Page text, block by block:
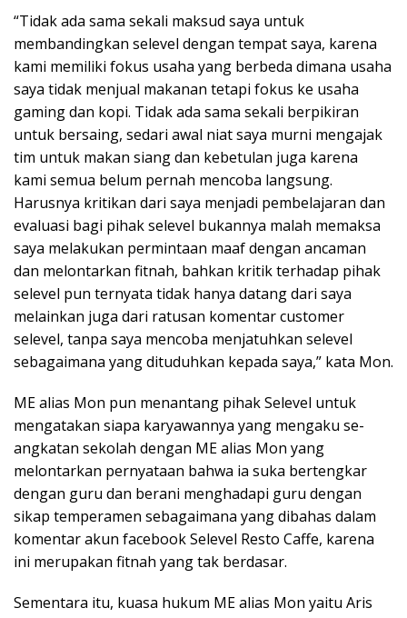
“Tidak ada sama sekali maksud saya untuk
membandingkan selevel dengan tempat saya, karena
kami memiliki fokus usaha yang berbeda dimana usaha
saya tidak menjual makanan tetapi fokus ke usaha
gaming dan kopi. Tidak ada sama sekali berpikiran
untuk bersaing, sedari awal niat saya murni mengajak
tim untuk makan siang dan kebetulan juga karena
kami semua belum pernah mencoba langsung.
Harusnya kritikan dari saya menjadi pembelajaran dan
evaluasi bagi pihak selevel bukannya malah memaksa
saya melakukan permintaan maaf dengan ancaman
dan melontarkan fitnah, bahkan kritik terhadap pihak
selevel pun ternyata tidak hanya datang dari saya
melainkan juga dari ratusan komentar customer
selevel, tanpa saya mencoba menjatuhkan selevel
sebagaimana yang dituduhkan kepada saya,” kata Mon.
ME alias Mon pun menantang pihak Selevel untuk
mengatakan siapa karyawannya yang mengaku se-
angkatan sekolah dengan ME alias Mon yang
melontarkan pernyataan bahwa ia suka bertengkar
dengan guru dan berani menghadapi guru dengan
sikap temperamen sebagaimana yang dibahas dalam
komentar akun facebook Selevel Resto Caffe, karena
ini merupakan fitnah yang tak berdasar.
Sementara itu, kuasa hukum ME alias Mon yaitu Aris